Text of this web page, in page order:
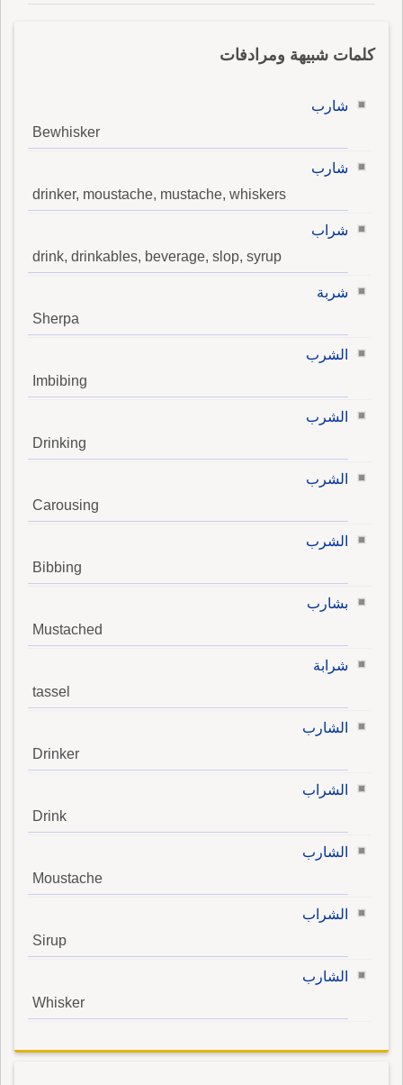
كلمات شبيهة ومرادفات
شارب
Bewhisker
شارب
drinker, moustache, mustache, whiskers
شراب
drink, drinkables, beverage, slop, syrup
شربة
Sherpa
الشرب
Imbibing
الشرب
Drinking
الشرب
Carousing
الشرب
Bibbing
بشارب
Mustached
شرابة
tassel
الشارب
Drinker
الشراب
Drink
الشارب
Moustache
الشراب
Sirup
الشارب
Whisker